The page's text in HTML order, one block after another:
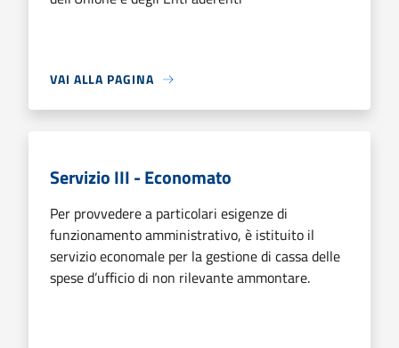
VAI ALLA PAGINA
Servizio III - Economato
Per provvedere a particolari esigenze di
funzionamento amministrativo, è isti­tuito il
servizio economale per la gestione di cassa delle
spese d’ufficio di non rile­vante ammontare.